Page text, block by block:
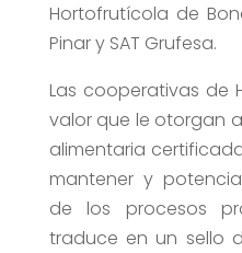
Hortofrutícola de
Pinar y SAT Grufesa.
Las cooperativas de
valor que le otorgan
alimentaria
mantener y
de los procesos
traduce en un sello